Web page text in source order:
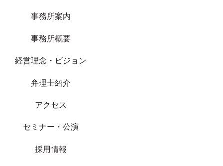
事務所案内
事務所概要
経営理念・ビジョン
弁理士紹介
アクセス
セミナー・公演
採用情報